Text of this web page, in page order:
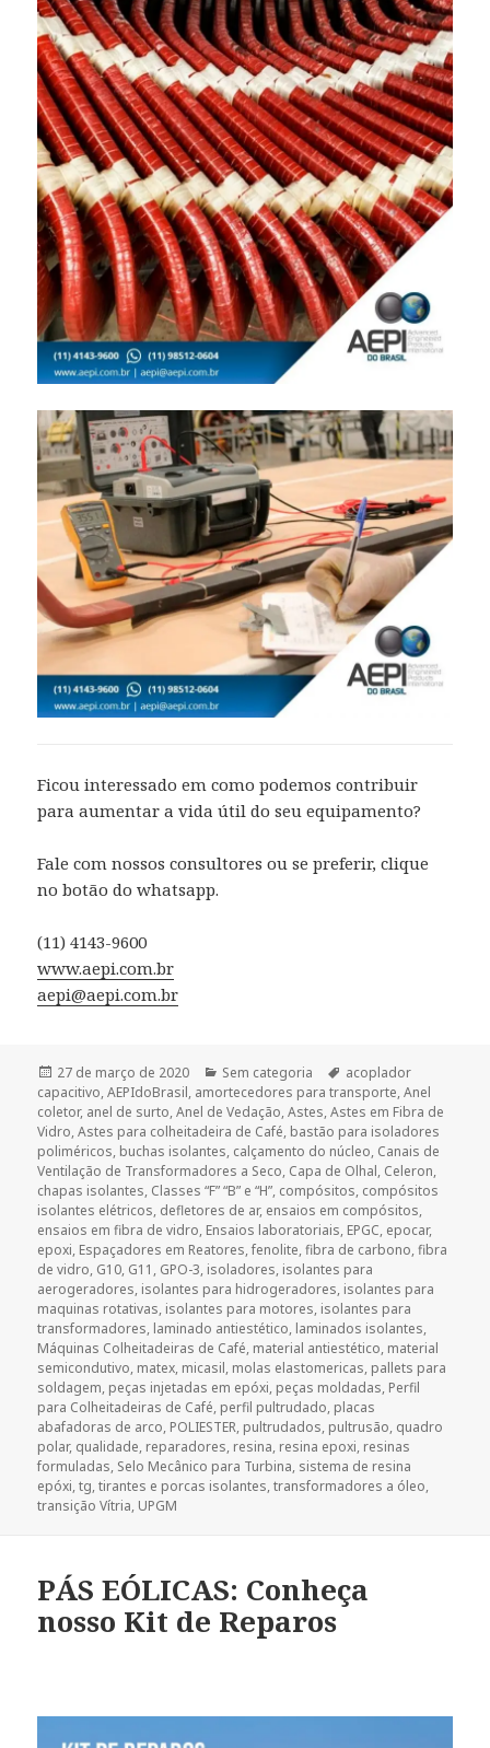
Ficou interessado em como podemos contribuir
para aumentar a vida útil do seu equipamento?
Fale com nossos consultores ou se preferir, clique
no botão do whatsapp.
(11) 4143-9600
www.aepi.com.br
aepi@aepi.com.br
Publicado
em
27 de março de 2020 Categorias
Sem categoria Tags
acoplador
capacitivo,AEPIdoBrasil, amortecedores para transporte,Anel
coletor, anel de surto,Anel de Vedação,Astes,Astes em Fibra de
Vidro,Astes para colheitadeira de Café, bastão para isoladores
poliméricos, buchas isolantes, calçamento do núcleo, Canais de
Ventilação de Transformadores a Seco, Capa de Olhal, Celeron,
chapas isolantes, Classes “F” “B” e “H”, compósitos, compósitos
isolantes elétricos, defletores de ar, ensaios em compósitos,
ensaios em fibra de vidro, Ensaios laboratoriais, EPGC, epocar,
epoxi, Espaçadores em Reatores,fenolite,fibra de carbono,fibra
de vidro, G10, G11 , GPO-3, isoladores, isolantes para
aerogeradores, isolantes para hidrogeradores, isolantes para
maquinas rotativas, isolantes para motores, isolantes para
transformadores, laminado antiestético, laminados isolantes,
Máquinas Colheitadeiras de Café, material antiestético, material
semicondutivo, matex, micasil, molas elastomericas, pallets para
soldagem, peças injetadas em epóxi, peças moldadas, Perfil
para Colheitadeiras de Café, perfil pultrudado, placas
abafadoras de arco, POLIESTER, pultrudados, pultrusão, quadro
polar, qualidade, reparadores, resina, resina epoxi, resinas
formuladas, Selo Mecânico para Turbina, sistema de resina
epóxi,tg,tirantes e porcas isolantes,transformadores a óleo,
transição Vítria, UPGM
PÁS EÓLICAS: Conheça
nosso Kit de Reparos